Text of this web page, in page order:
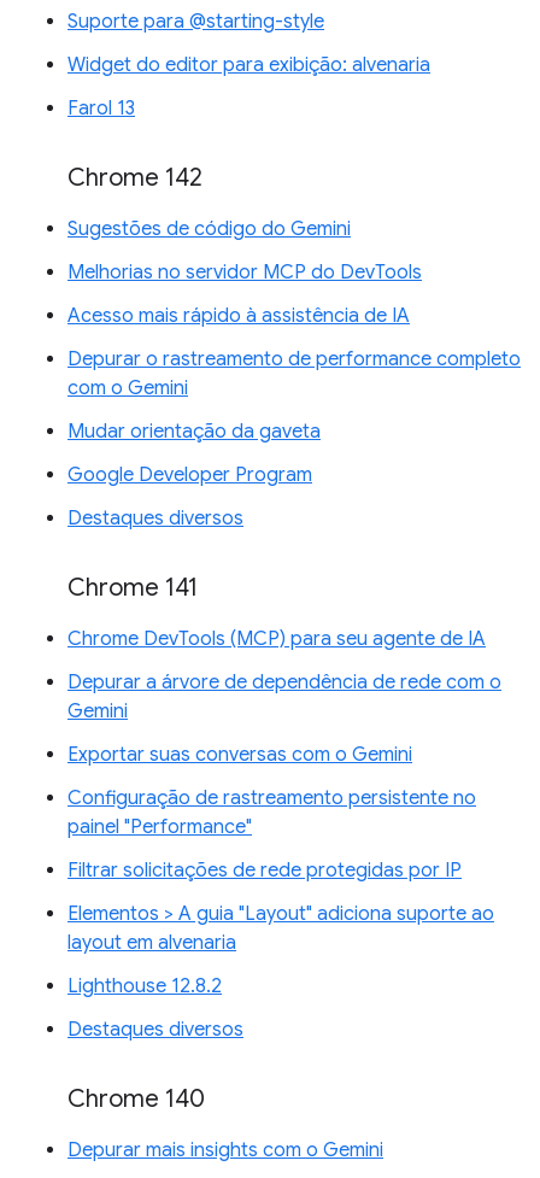
Suporte para @starting-style
Widget do editor para exibição: alvenaria
Farol 13
Chrome 142
Sugestões de código do Gemini
Melhorias no servidor MCP do DevTools
Acesso mais rápido à assistência de IA
Depurar o rastreamento de performance completo
com o Gemini
Mudar orientação da gaveta
Google Developer Program
Destaques diversos
Chrome 141
Chrome DevTools (MCP) para seu agente de IA
Depurar a árvore de dependência de rede com o
Gemini
Exportar suas conversas com o Gemini
Configuração de rastreamento persistente no
painel "Performance"
Filtrar solicitações de rede protegidas por IP
Elementos > A guia "Layout" adiciona suporte ao
layout em alvenaria
Lighthouse 12.8.2
Destaques diversos
Chrome 140
Depurar mais insights com o Gemini